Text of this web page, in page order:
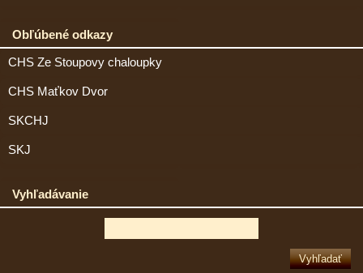
Obľúbené odkazy
CHS Ze Stoupovy chaloupky
CHS Maťkov Dvor
SKCHJ
SKJ
Vyhľadávanie